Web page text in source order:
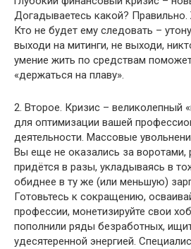
Догадываетесь какой?
Кто не будет ему следовать –
выходи на митинги, не выходи,
умение жить по средствам
«держаться на плаву».
2. Второе. Кризис – великолепный
для оптимизации вашей
деятельности. Массовые
Вы еще не оказались за воротами,
придётся в разы, укладываясь в
обиднее в ту же (или меньшую)
Готовьтесь к сокращению,
профессии, монетизируйте свои
пополнили ряды безработных,
удесятеренной энергией.